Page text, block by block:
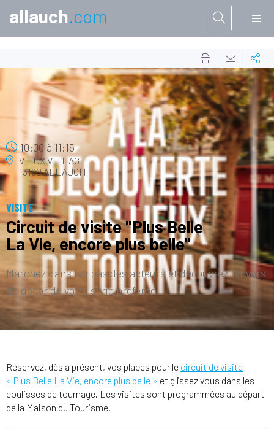
allauch.com
28
JUIL.
10:00 à11:15
VIEUX VILLAGE
13190 ALLAUCH
VISITE
Circuit de visite "Plus Belle
La Vie, encore plus belle"
Marchez dans les pas des acteurs et découvrez l’envers
du décor de votre série préférée.
Réservez, dès à présent, vos places pour le circuit de visite
« Plus Belle La Vie, encore plus belle » et glissez vous dans les
coulisses de tournage. Les visites sont programmées au départ
de la Maison du Tourisme.